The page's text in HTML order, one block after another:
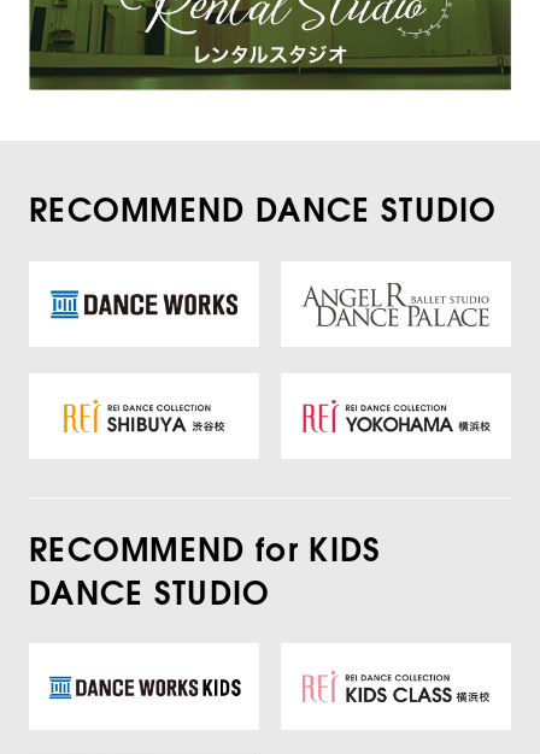
RECOMMEND DANCE STUDIO
RECOMMEND for KIDS
DANCE STUDIO